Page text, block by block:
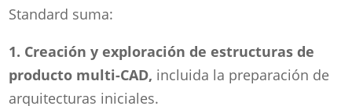
Standard suma:
1. Creación y exploración de estructuras de
producto multi-CAD, incluida la preparación de
arquitecturas iniciales.